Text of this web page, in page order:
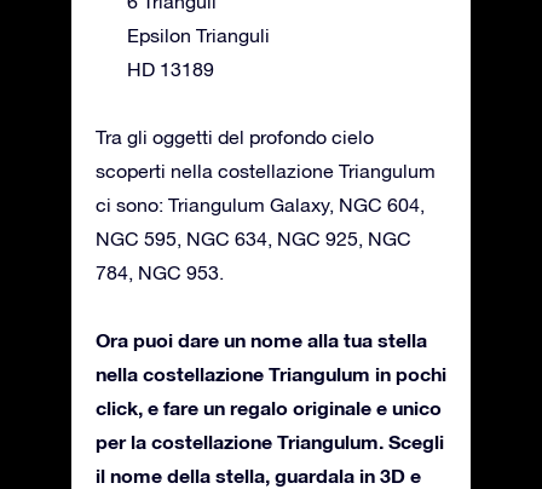
Epsilon Trianguli
HD 13189
Tra gli oggetti del profondo cielo
scoperti nella costellazione Triangulum
ci sono: Triangulum Galaxy, NGC 604,
NGC 595, NGC 634, NGC 925, NGC
784, NGC 953.
Ora puoi dare un nome alla tua stella
nella costellazione Triangulum in pochi
click, e fare un regalo originale e unico
per la costellazione Triangulum. Scegli
il nome della stella, guardala in 3D e